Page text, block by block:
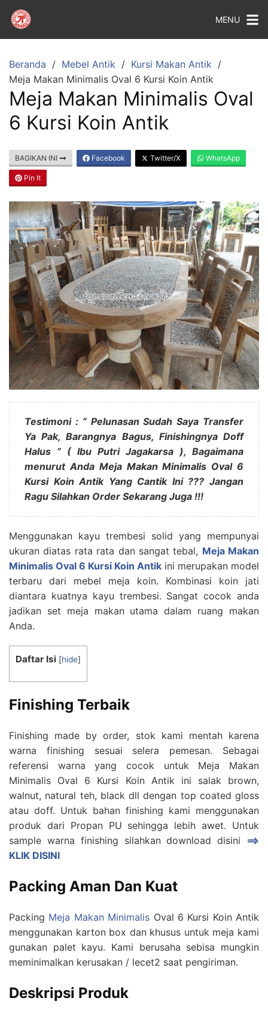
MENU
Beranda Mebel Antik
Kursi Makan Antik
Meja Makan Minimalis Oval 6 Kursi Koin Antik
Meja Makan Minimalis Oval
6 Kursi Koin Antik
BAGIKAN INI Facebook Twitter/X WhatsApp
Pin It
Testimoni : ” Pelunasan Sudah Saya Transfer
Ya Pak, Barangnya Bagus, Finishingnya Doff
Halus ” ( Ibu Putri Jagakarsa ), Bagaimana
menurut Anda Meja Makan Minimalis Oval 6
Kursi Koin Antik Yang Cantik Ini ??? Jangan
Ragu Silahkan Order Sekarang Juga !!!
Menggunakan kayu trembesi solid yang mempunyai
ukuran diatas rata rata dan sangat tebal, Meja Makan
Minimalis Oval 6 Kursi Koin Antik ini merupakan model
terbaru dari mebel meja koin. Kombinasi koin jati
diantara kuatnya kayu trembesi. Sangat cocok anda
jadikan set meja makan utama dalam ruang makan
Anda.
Daftar Isi [hide]
Finishing Terbaik
Finishing made by order, stok kami mentah karena
warna finishing sesuai selera pemesan. Sebagai
referensi warna yang cocok untuk Meja Makan
Minimalis Oval 6 Kursi Koin Antik ini salak brown,
walnut, natural teh, black dll dengan top coated gloss
atau doff. Untuk bahan finishing kami menggunakan
produk dari Propan PU sehingga lebih awet. Untuk
sample warna finishing silahkan download disini ==>
KLIK DISINI
Packing Aman Dan Kuat
Packing Meja Makan Minimalis Oval 6 Kursi Koin Antik
menggunakan karton box dan khusus untuk meja kami
gunakan palet kayu. Kami berusaha sebisa mungkin
meminimalkan kerusakan / lecet2 saat pengiriman.
Deskripsi Produk